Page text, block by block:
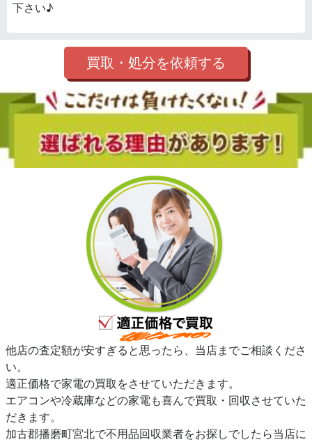
下さい♪
買取・処分を依頼する
他店の査定額が安すぎると思ったら、当店までご相談くださ
い。
適正価格で家電の買取をさせていただきます。
エアコンや冷蔵庫などの家電も喜んで買取・回収させていた
だきます。
加古郡播磨町宮北で不用品回収業者をお探しでしたら当店に